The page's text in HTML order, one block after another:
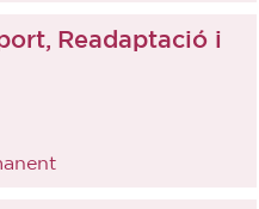
Readaptació i